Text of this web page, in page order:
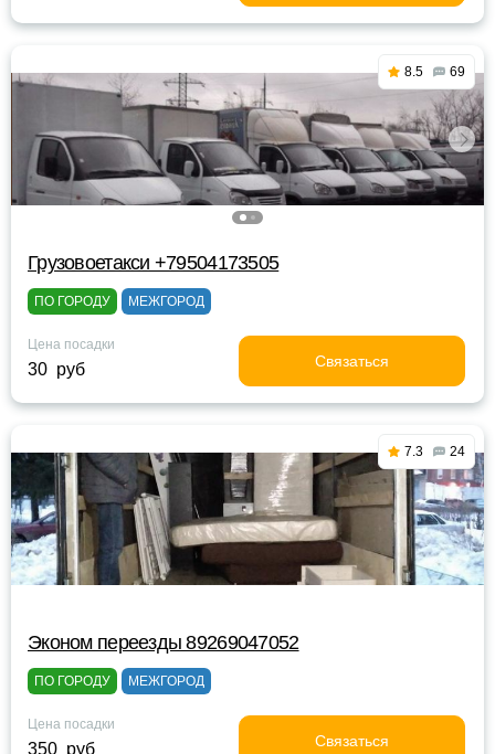
8.5 69
Грузовоетакси +79504173505
ПО ГОРОДУ МЕЖГОРОД
Цена посадки
30 руб Связаться
7.3 24
Эконом переезды 89269047052
ПО ГОРОДУ МЕЖГОРОД
Цена посадки
350 руб Связаться